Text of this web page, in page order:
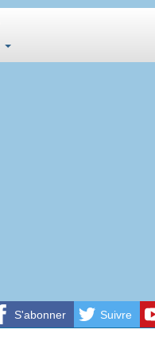
S'abonner Suivre